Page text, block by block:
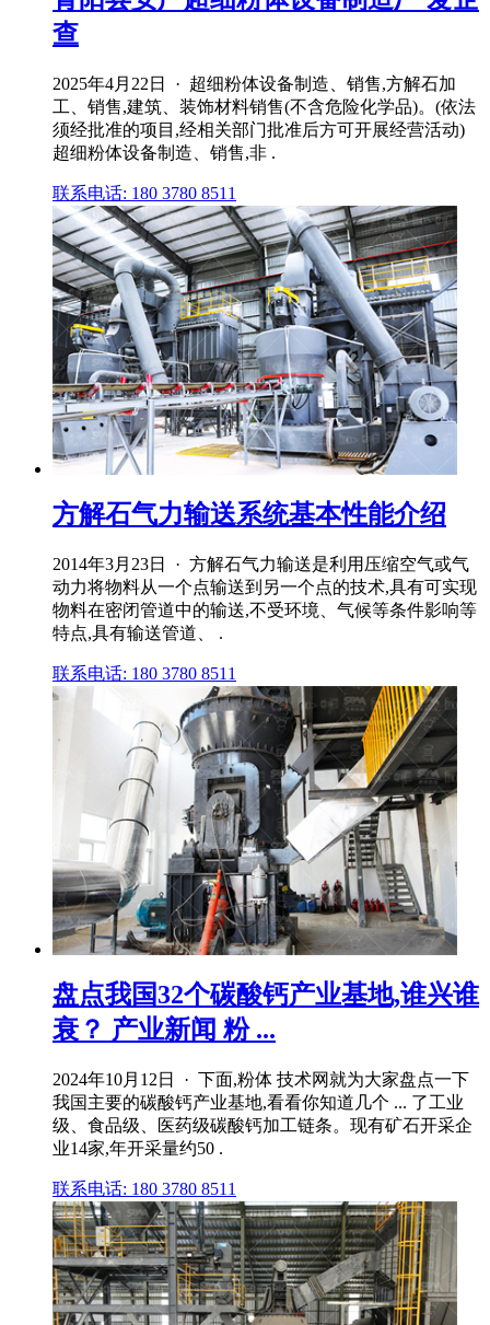
查
2025年4月22日 · 超细粉体设备制造、销售,方解石加
工、销售,建筑、装饰材料销售(不含危险化学品)。(依法
须经批准的项目,经相关部门批准后方可开展经营活动)
超细粉体设备制造、销售,非 .
联系电话: 180 3780 8511
方解石气力输送系统基本性能介绍
2014年3月23日 · 方解石气力输送是利用压缩空气或气
动力将物料从一个点输送到另一个点的技术,具有可实现
物料在密闭管道中的输送,不受环境、气候等条件影响等
特点,具有输送管道、 .
联系电话: 180 3780 8511
盘点我国32个碳酸钙产业基地,谁兴谁
衰？ 产业新闻 粉 ...
2024年10月12日 · 下面,粉体 技术网就为大家盘点一下
我国主要的碳酸钙产业基地,看看你知道几个 ... 了工业
级、食品级、医药级碳酸钙加工链条。现有矿石开采企
业14家,年开采量约50 .
联系电话: 180 3780 8511